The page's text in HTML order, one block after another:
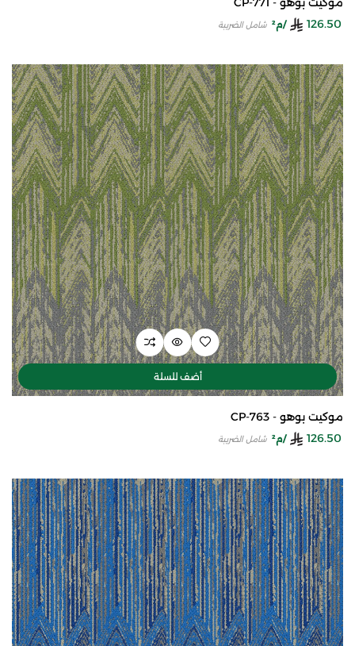
126.50
/م² شامل الضريبة
أضف للسلة
موكيت بوهو - CP-763
126.50
/م² شامل الضريبة